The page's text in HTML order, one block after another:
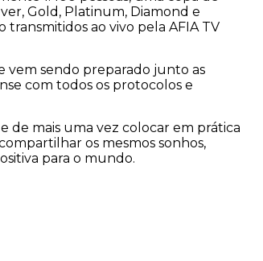
Gold, Platinum, Diamond e
ao vivo pela AFIA TV
vem sendo preparado junto as
com todos os protocolos e
de mais uma vez colocar em prática
os mesmos sonhos,
para o mundo.